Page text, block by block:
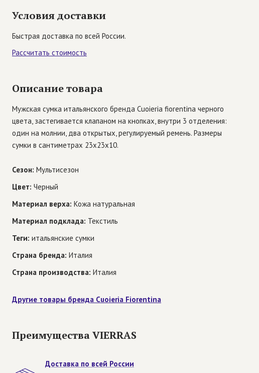
Условия доставки
Быстрая доставка по всей России.
Рассчитать стоимость
Описание товара
Мужская сумка итальянского бренда Cuoieria fiorentina черного
цвета, застегивается клапаном на кнопках, внутри 3 отделения:
один на молнии, два открытых, регулируемый ремень. Размеры
сумки в сантиметрах 23x23x10.
Сезон: Мультисезон
Цвет: Черный
Материал верха: Кожа натуральная
Материал подклада: Текстиль
Теги: итальянские сумки
Страна бренда: Италия
Страна производства: Италия
Другие товары бренда Cuoieria Fiorentina
Преимущества VIERRAS
Доставка по всей России